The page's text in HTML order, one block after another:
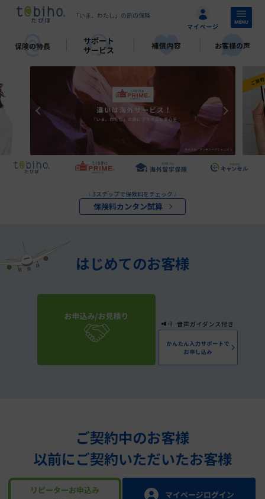
「いま、わたし」の旅の保険
\ 3ステップで保険料をチェック
保険料カンタン試算
はじめてのお客様
ご契約中のお客様
以前にご契約いただいたお客様